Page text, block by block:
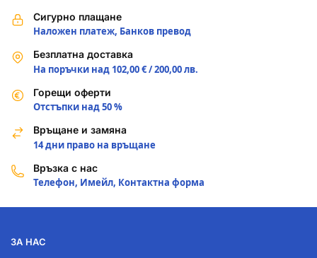
Сигурно плащане
Наложен платеж, Банков превод
Безплатна доставка
На поръчки над 102,00 € / 200,00 лв.
Горещи оферти
Отстъпки над 50 %
Връщане и замяна
14 дни право на връщане
Връзка с нас
Телефон, Имейл, Контактна форма
ЗА НАС